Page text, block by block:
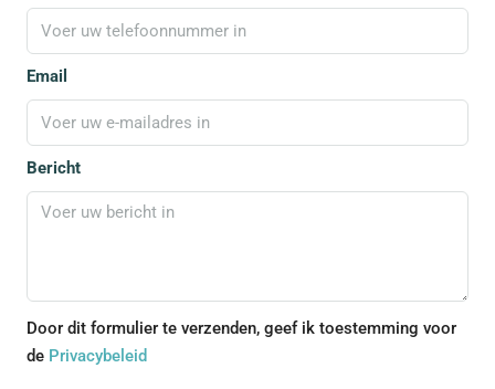
Email
Bericht
Door dit formulier te verzenden, geef ik toestemming voor
de Privacybeleid